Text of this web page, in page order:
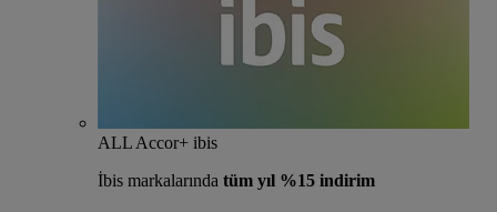
ALL Accor+ ibis
İbis markalarında tüm yıl %15 indirim